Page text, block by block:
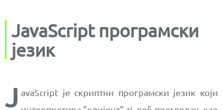
JavaScript програмски
језик
J avaScript је скриптни програмски језик који